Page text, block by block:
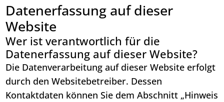
Datenerfassung auf dieser
Website
Wer ist verantwortlich für die
Datenerfassung auf dieser Website?
Die Datenverarbeitung auf dieser Website erfolgt
durch den Websitebetreiber. Dessen
Kontaktdaten können Sie dem Abschnitt „Hinweis